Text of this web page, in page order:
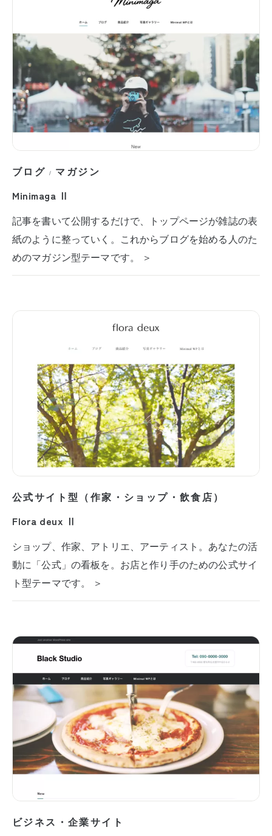
ブログ / マガジン
Minimaga Ⅱ
記事を書いて公開するだけで、トップページが雑誌の表
紙のように整っていく。これからブログを始める人のた
めのマガジン型テーマです。 ＞
公式サイト型（作家・ショップ・飲食店）
Flora deux Ⅱ
ショップ、作家、アトリエ、アーティスト。あなたの活
動に「公式」の看板を。お店と作り手のための公式サイ
ト型テーマです。 ＞
ビジネス・企業サイト